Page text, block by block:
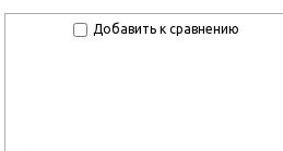
Добавить к сравнению